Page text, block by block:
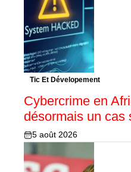
Tic Et Dévelopement
Cybercrime en
désormais un cas
5 août 2026